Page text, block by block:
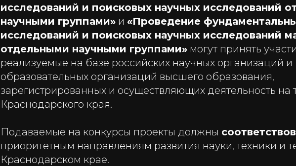
исследований и поисковых научных исследований
научными группами» и «Проведение
исследований и поисковых научных исследований
отдельными научными группами» могут принять
реализуемые на базе российских научных организаций и
образовательных организаций высшего образования,
зарегистрированных и осуществляющих деятельность на
Краснодарского края.
Подаваемые на конкурсы проекты должны
приоритетным направлениям развития науки, техники и
Краснодарском крае.